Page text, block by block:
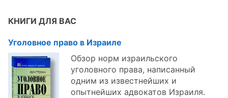
КНИГИ ДЛЯ ВАС
Уголовное право в Израиле
Обзор норм израильского
уголовного права, написанный
одним из известнейших и
опытнейших адвокатов Израиля.